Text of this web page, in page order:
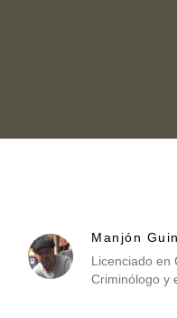
Manjón
Licenciado en
Criminólogo y